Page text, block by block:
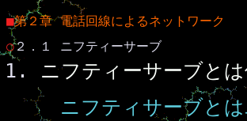
■第２章 電話回線によるネットワーク
○２．１ ニフティーサーブ
ニフティーサーブとは
ニフティサーブとは